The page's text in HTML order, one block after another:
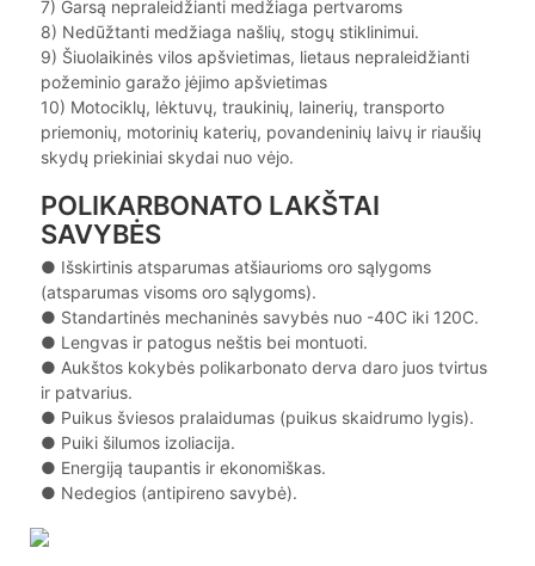
7) Garsą nepraleidžianti medžiaga pertvaroms
8) Nedūžtanti medžiaga našlių, stogų stiklinimui.
9) Šiuolaikinės vilos apšvietimas, lietaus nepraleidžianti
požeminio garažo įėjimo apšvietimas
10) Motociklų, lėktuvų, traukinių, lainerių, transporto
priemonių, motorinių katerių, povandeninių laivų ir riaušių
skydų priekiniai skydai nuo vėjo.
POLIKARBONATO LAKŠTAI
SAVYBĖS
● Išskirtinis atsparumas atšiaurioms oro sąlygoms
(atsparumas visoms oro sąlygoms).
● Standartinės mechaninės savybės nuo -40C iki 120C.
● Lengvas ir patogus neštis bei montuoti.
● Aukštos kokybės polikarbonato derva daro juos tvirtus
ir patvarius.
● Puikus šviesos pralaidumas (puikus skaidrumo lygis).
● Puiki šilumos izoliacija.
● Energiją taupantis ir ekonomiškas.
● Nedegios (antipireno savybė).